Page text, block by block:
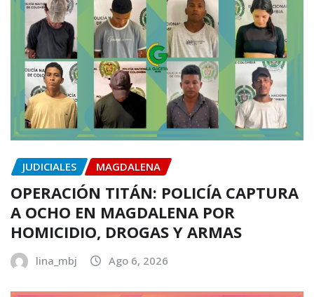
JUDICIALES MAGDALENA
OPERACIÓN TITÁN: POLICÍA CAPTURA
A OCHO EN MAGDALENA POR
HOMICIDIO, DROGAS Y ARMAS
lina_mbj Ago 6, 2026